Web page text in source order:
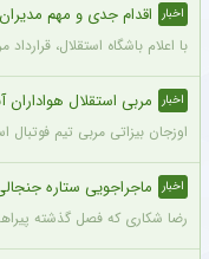
اخبار اقدام جدی و مهم
با اعلام باشگاه استقلال،
اخبار مربی استقلال
اوزجان بیزاتی مربی تیم فوتبال
اخبار ماجراجویی ستاره جنجالی
رضا شکاری که فصل گذشته